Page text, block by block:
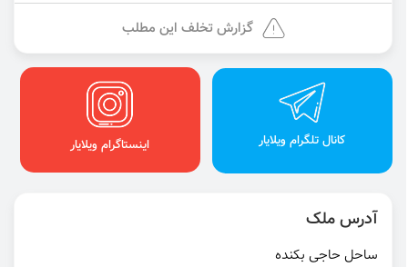
گزارش تخلف این مطلب
کانال تلگرام ویلایار اینستاگرام ویلایار
آدرس ملک
ساحل حاجی بکنده